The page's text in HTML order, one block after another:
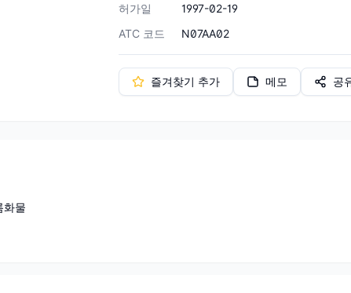
허가일
1997-02-19
ATC 코드
N07AA02
즐겨찾기 추가 메모 공
화물